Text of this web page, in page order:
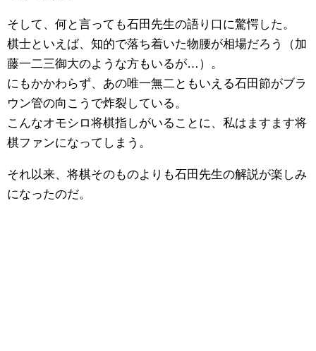
そして、何と言っても石田先生の語り口に驚愕した。
棋士といえば、知的で落ち着いた物腰が相場だろう（加
藤一二三御大のような方もいるが…）。
にもかかわらず、あの唯一無二ともいえる石田節がブラ
ウン管の向こうで炸裂している。
こんなオモシロ将棋指しがいることに、私はますます将
棋ファンになってしまう。
それ以来、将棋そのものよりも石田先生の解説が楽しみ
になったのだ。